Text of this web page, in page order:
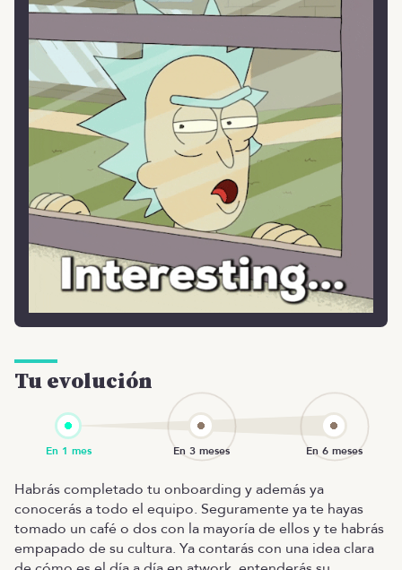
Tu evolución
Habrás completado tu onboarding y además ya
conocerás a todo el equipo. Seguramente ya te hayas
tomado un café o dos con la mayoría de ellos y te habrás
empapado de su cultura. Ya contarás con una idea clara